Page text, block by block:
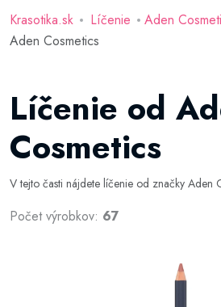
Krasotika.sk Líčenie Aden
Aden Cosmetics
Líčenie od
Cosmetics
V tejto časti nájdete líčenie od značky Aden
Počet výrobkov: 67